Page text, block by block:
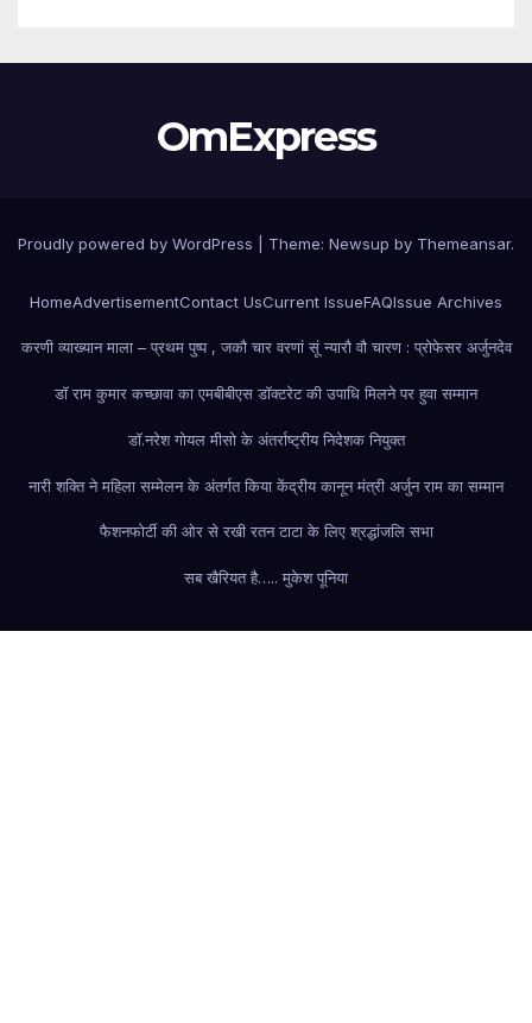
OmExpress
Proudly powered by WordPress Theme: Newsup by Themeansar.
HomeAdvertisementContact UsCurrent IssueFAQIssue Archives
करणी व्याख्यान माला – प्रथम पुष्प , जकौ चार वरणां सूं न्यारौ वौ चारण : प्रोफेसर अर्जुनदेव
डॉ राम कुमार कच्छावा का एमबीबीएस डॉक्टरेट की उपाधि मिलने पर हुवा सम्मान
डॉ.नरेश गोयल मीसो के अंतर्राष्ट्रीय निदेशक नियुक्त
नारी शक्ति ने महिला सम्मेलन के अंतर्गत किया केंद्रीय कानून मंत्री अर्जुन राम का सम्मान
फैशनफोर्टी की ओर से रखी रतन टाटा के लिए श्रद्धांजलि सभा
सब खैरियत है….. मुकेश पूनिया